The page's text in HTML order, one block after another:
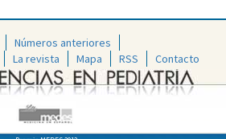
Números anteriores
La revista Mapa RSS Contacto